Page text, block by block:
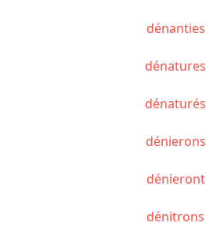
dénanties
dénatures
dénaturés
dénierons
dénieront
dénitrons